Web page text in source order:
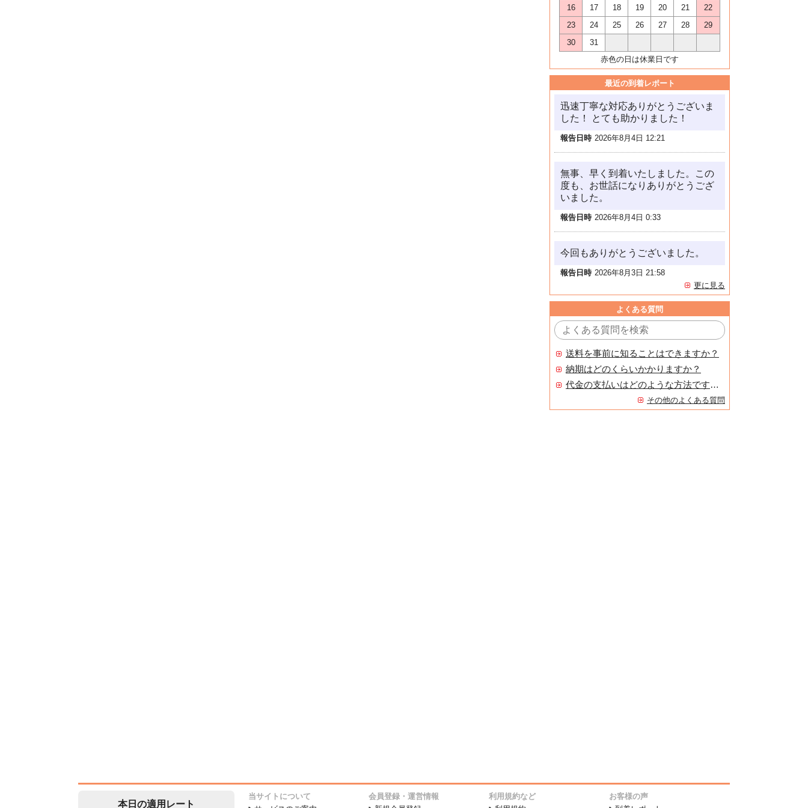
16
17 18 19 20 21
22
23
24 25 26 27 28
29
30
31
赤色の日は休業日です
最近の到着レポート
迅速丁寧な対応ありがとうございま
した！ とても助かりました！
報告日時 2026年8月4日 12:21
無事、早く到着いたしました。この
度も、お世話になりありがとうござ
いました。
報告日時 2026年8月4日 0:33
今回もありがとうございました。
報告日時 2026年8月3日 21:58
更に見る
よくある質問
送料を事前に知ることはできますか？
納期はどのくらいかかりますか？
代金の支払いはどのような方法ですか？
その他のよくある質問
本日の適用レート
当サイトについて
会員登録・運営情報
利用規約など
お客様の声